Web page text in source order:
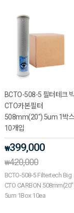
BCTO-508-5 필터테크
CTO카본필터
508mm(20") 5um 1박
10개입
₩399,000
₩420,000
BCTO-508-5 Filtertech Big
CTO CARBON
5um 1Box 10ea